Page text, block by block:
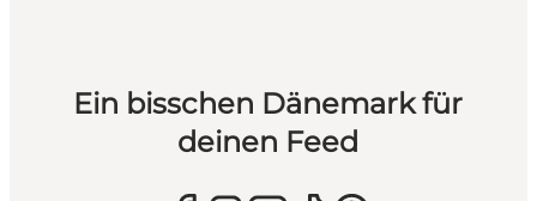
Ein bisschen Dänemark für
deinen Feed